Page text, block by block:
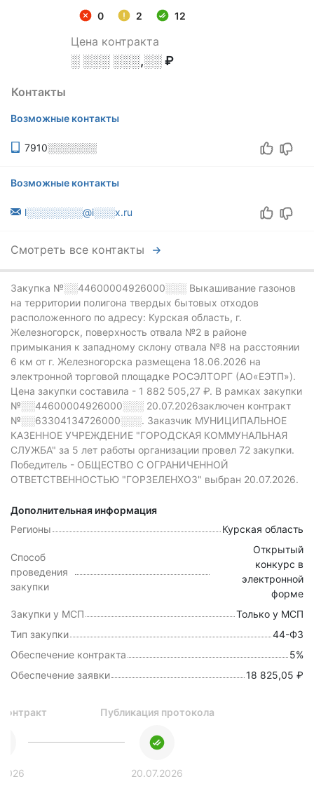
0 2 12
Цена контракта
░ ░░░ ░░░,░░ ₽
Контакты
Возможные контакты
7910░░░░░░░
Возможные контакты
l░░░░░░░░@i░░░x.ru
Смотреть все контакты
Закупка №░░44600004926000░░░ Выкашивание газонов
на территории полигона твердых бытовых отходов
расположенного по адресу: Курская область, г.
Железногорск, поверхность отвала №2 в районе
примыкания к западному склону отвала №8 на расстоянии
6 км от г. Железногорска размещена 18.06.2026 на
электронной торговой площадке РОСЭЛТОРГ (АО«ЕЭТП»).
Цена закупки составила - 1 882 505,27 ₽. В рамках закупки
№░░44600004926000░░░ 20.07.2026заключен контракт
№░░63304134726000░░░. Заказчик МУНИЦИПАЛЬНОЕ
КАЗЕННОЕ УЧРЕЖДЕНИЕ "ГОРОДСКАЯ КОММУНАЛЬНАЯ
СЛУЖБА" за 5 лет работы организации провел 72 закупки.
Победитель - ОБЩЕСТВО С ОГРАНИЧЕННОЙ
ОТВЕТСТВЕННОСТЬЮ "ГОРЗЕЛЕНХОЗ" выбран 20.07.2026.
Дополнительная информация
Регионы
Курская область
Способ
проведения
закупки
Открытый
конкурс в
электронной
форме
Закупки у МСП
Только у МСП
Тип закупки
44-ФЗ
Обеспечение контракта
5%
Обеспечение заявки
18 825,05 ₽
Публикация протокола
20.07.2026